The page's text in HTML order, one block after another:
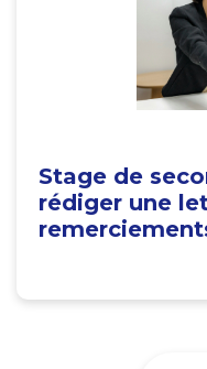
Stage de
rédiger une